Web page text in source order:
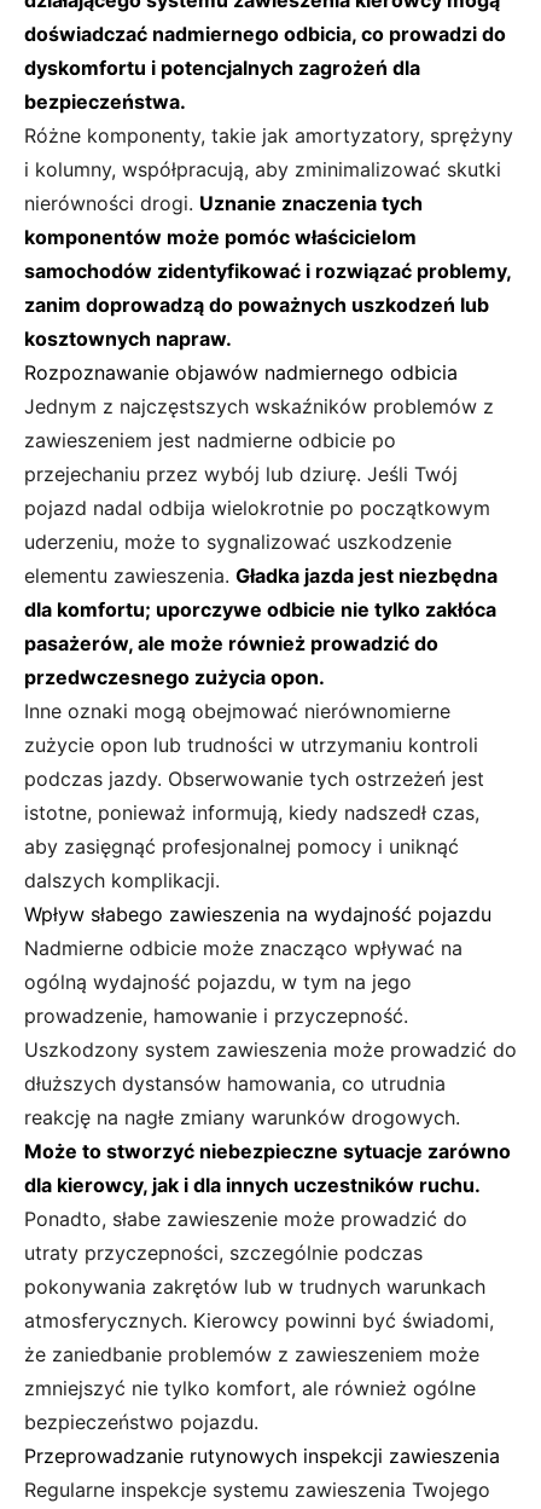
doświadczać nadmiernego odbicia, co prowadzi do
dyskomfortu i potencjalnych zagrożeń dla
bezpieczeństwa.
Różne komponenty, takie jak amortyzatory, sprężyny
i kolumny, współpracują, aby zminimalizować skutki
nierówności drogi. Uznanie znaczenia tych
komponentów może pomóc właścicielom
samochodów zidentyfikować i rozwiązać problemy,
zanim doprowadzą do poważnych uszkodzeń lub
kosztownych napraw.
Rozpoznawanie objawów nadmiernego odbicia
Jednym z najczęstszych wskaźników problemów z
zawieszeniem jest nadmierne odbicie po
przejechaniu przez wybój lub dziurę. Jeśli Twój
pojazd nadal odbija wielokrotnie po początkowym
uderzeniu, może to sygnalizować uszkodzenie
elementu zawieszenia. Gładka jazda jest niezbędna
dla komfortu; uporczywe odbicie nie tylko zakłóca
pasażerów, ale może również prowadzić do
przedwczesnego zużycia opon.
Inne oznaki mogą obejmować nierównomierne
zużycie opon lub trudności w utrzymaniu kontroli
podczas jazdy. Obserwowanie tych ostrzeżeń jest
istotne, ponieważ informują, kiedy nadszedł czas,
aby zasięgnąć profesjonalnej pomocy i uniknąć
dalszych komplikacji.
Wpływ słabego zawieszenia na wydajność pojazdu
Nadmierne odbicie może znacząco wpływać na
ogólną wydajność pojazdu, w tym na jego
prowadzenie, hamowanie i przyczepność.
Uszkodzony system zawieszenia może prowadzić do
dłuższych dystansów hamowania, co utrudnia
reakcję na nagłe zmiany warunków drogowych.
Może to stworzyć niebezpieczne sytuacje zarówno
dla kierowcy, jak i dla innych uczestników ruchu.
Ponadto, słabe zawieszenie może prowadzić do
utraty przyczepności, szczególnie podczas
pokonywania zakrętów lub w trudnych warunkach
atmosferycznych. Kierowcy powinni być świadomi,
że zaniedbanie problemów z zawieszeniem może
zmniejszyć nie tylko komfort, ale również ogólne
bezpieczeństwo pojazdu.
Przeprowadzanie rutynowych inspekcji zawieszenia
Regularne inspekcje systemu zawieszenia Twojego